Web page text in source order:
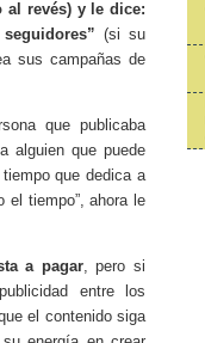
al revés) y le dice:
(si su
sus campañas de
que publicaba
alguien que puede
que dedica a
el tiempo”, ahora le
a pagar, pero si
entre los
el contenido siga